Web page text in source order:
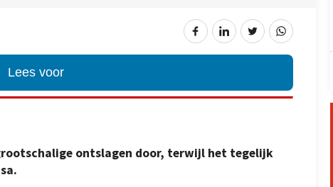
Lees voor
ontslagen door, terwijl het tegelijk